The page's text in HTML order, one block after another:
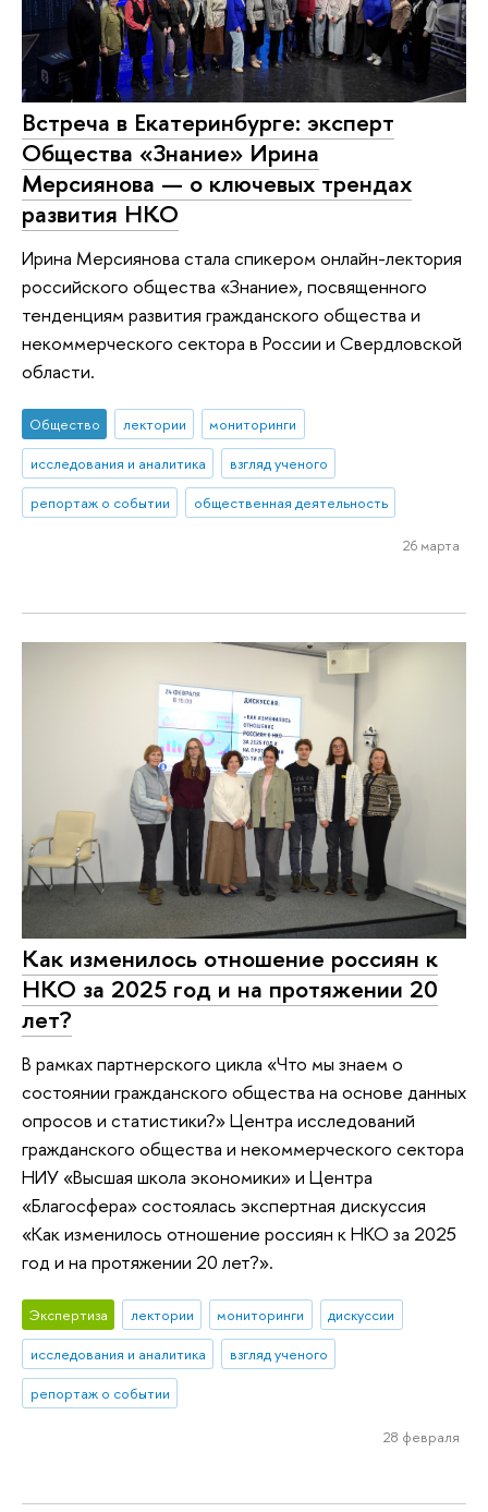
Встреча в Екатеринбурге: эксперт
Общества «Знание» Ирина
Мерсиянова — о ключевых трендах
развития НКО
Ирина Мерсиянова стала спикером онлайн-лектория
российского общества «Знание», посвященного
тенденциям развития гражданского общества и
некоммерческого сектора в России и Свердловской
области.
Общество лектории
мониторинги
исследования и аналитика
взгляд ученого
репортаж о событии
общественная деятельность
26 марта
Как изменилось отношение россиян к
НКО за 2025 год и на протяжении 20
лет?
В рамках партнерского цикла «Что мы знаем о
состоянии гражданского общества на основе данных
опросов и статистики?» Центра исследований
гражданского общества и некоммерческого сектора
НИУ «Высшая школа экономики» и Центра
«Благосфера» состоялась экспертная дискуссия
«Как изменилось отношение россиян к НКО за 2025
год и на протяжении 20 лет?».
Экспертиза лектории мониторинги
дискуссии
исследования и аналитика
взгляд ученого
репортаж о событии
28 февраля